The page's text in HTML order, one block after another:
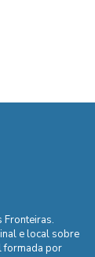
Fronteiras.
e local sobre
formada por